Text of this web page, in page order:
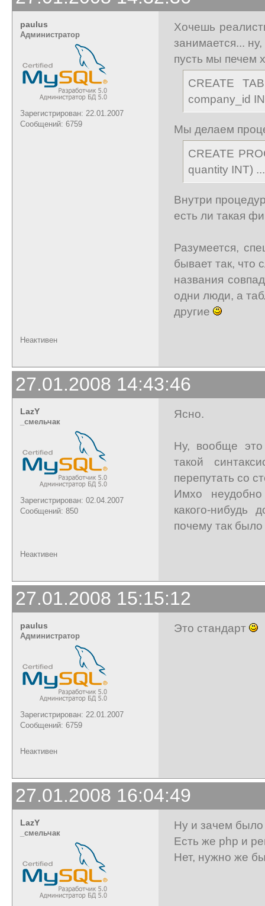
paulus
Администратор
Зарегистрирован: 22.01.2007
Сообщений: 6759
Хочешь
занимается...
пусть мы печем
CREATE
company_id
Мы делаем
CREATE
quantity INT) ...
Внутри
есть ли такая
Разумеется,
бывает так, что
названия
одни люди, а
другие
Неактивен
27.01.2008 14:43:46
LazY
_cмельчак
Зарегистрирован: 02.04.2007
Сообщений: 850
Ясно.
Ну, вообще
такой
перепутать со
Имхо
какого-
почему так
Неактивен
27.01.2008 15:15:12
paulus
Администратор
Зарегистрирован: 22.01.2007
Сообщений: 6759
Это стандарт
Неактивен
27.01.2008 16:04:49
LazY
_cмельчак
Ну и зачем было
Есть же php и
Нет, нужно же